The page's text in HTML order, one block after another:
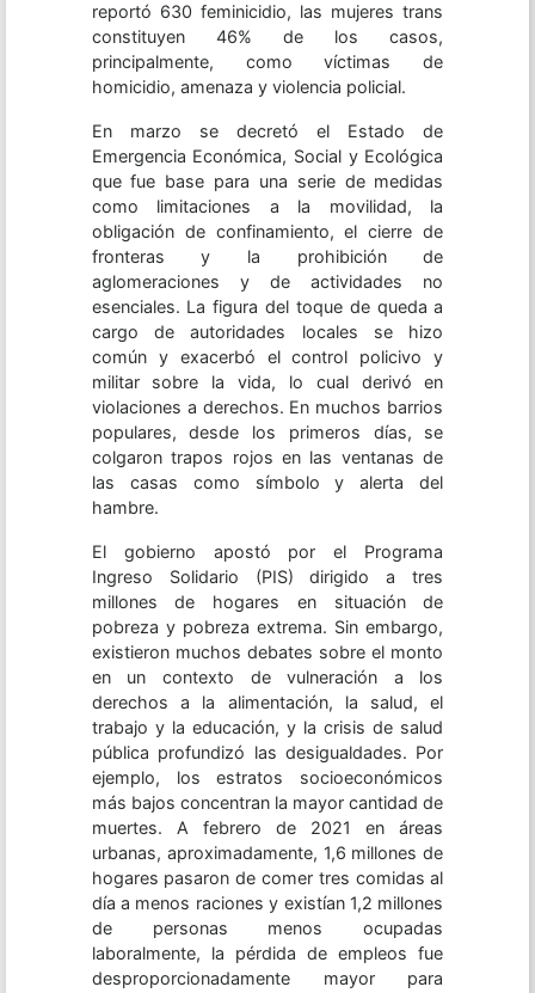
reportó 630 feminicidio, las mujeres trans
constituyen 46% de los casos,
principalmente, como víctimas de
homicidio, amenaza y violencia policial.
En marzo se decretó el Estado de
Emergencia Económica, Social y Ecológica
que fue base para una serie de medidas
como limitaciones a la movilidad, la
obligación de confinamiento, el cierre de
fronteras y la prohibición de
aglomeraciones y de actividades no
esenciales. La figura del toque de queda a
cargo de autoridades locales se hizo
común y exacerbó el control policivo y
militar sobre la vida, lo cual derivó en
violaciones a derechos. En muchos barrios
populares, desde los primeros días, se
colgaron trapos rojos en las ventanas de
las casas como símbolo y alerta del
hambre.
El gobierno apostó por el Programa
Ingreso Solidario (PIS) dirigido a tres
millones de hogares en situación de
pobreza y pobreza extrema. Sin embargo,
existieron muchos debates sobre el monto
en un contexto de vulneración a los
derechos a la alimentación, la salud, el
trabajo y la educación, y la crisis de salud
pública profundizó las desigualdades. Por
ejemplo, los estratos socioeconómicos
más bajos concentran la mayor cantidad de
muertes. A febrero de 2021 en áreas
urbanas, aproximadamente, 1,6 millones de
hogares pasaron de comer tres comidas al
día a menos raciones y existían 1,2 millones
de personas menos ocupadas
laboralmente, la pérdida de empleos fue
desproporcionadamente mayor para